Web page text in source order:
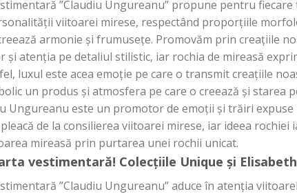
”Claudiu Ungureanu” propune pentru
viitoarei mirese, respectând proporțiile
armonie și frumusețe. Promovăm prin creațiile
și atenția pe detaliul stilistic, iar rochia de mireasă
luxul este acea emoție pe care o transmit creațiile
un produs și atmosfera pe care o creează și starea
Ungureanu este un promotor de emoții și trăiri
de la consilierea viitoarei mirese, iar ideea rochiei
mireasă prin purtarea unei rochii unicat.
vestimentară! Colecțiile Unique și Elisabeth
”Claudiu Ungureanu” aduce în atenția